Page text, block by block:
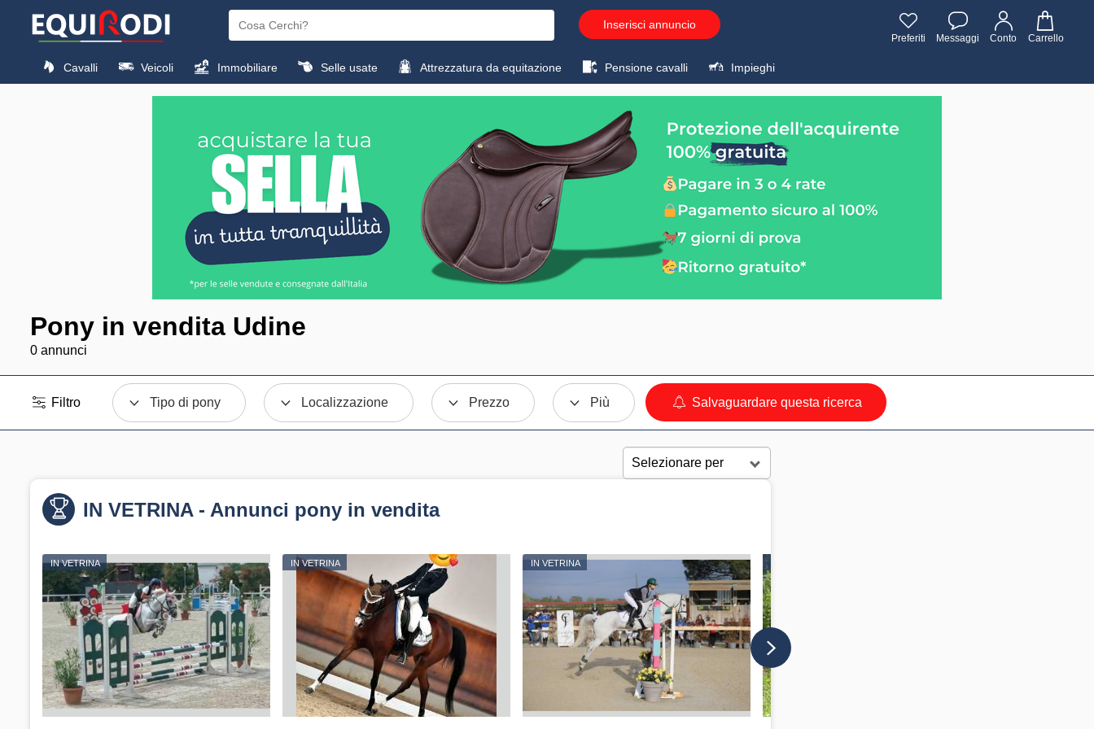
Inserisci annuncio
Preferiti Messaggi Conto Carrello
Cavalli Veicoli Immobiliare Selle usate Attrezzatura da equitazione Pensione cavalli Impieghi
Pony in vendita Udine
0 annunci
Filtro Tipo di pony Localizzazione Prezzo Più Salvaguardare questa ricerca
IN VETRINA - Annunci pony in vendita
IN VETRINA IN VETRINA IN VETRINA